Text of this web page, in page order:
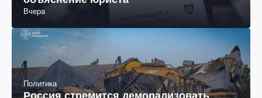
Россия стремится деморализовать
украинский тыл. Что стоит себе
напомнить